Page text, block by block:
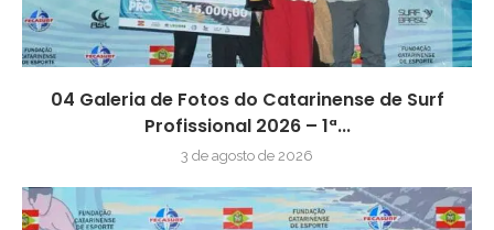
04 Galeria de Fotos do Catarinense de Surf
Profissional 2026 – 1ª...
3 de agosto de 2026